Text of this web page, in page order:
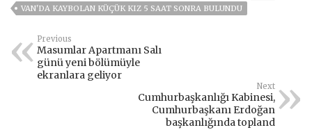
VAN'DA KAYBOLAN KÜÇÜK KIZ 5 SAAT SONRA BULUNDU
Previous
Masumlar Apartmanı Salı
günü yeni bölümüyle
ekranlara geliyor
Next
Cumhurbaşkanlığı Kabinesi,
Cumhurbaşkanı Erdoğan
başkanlığında topland